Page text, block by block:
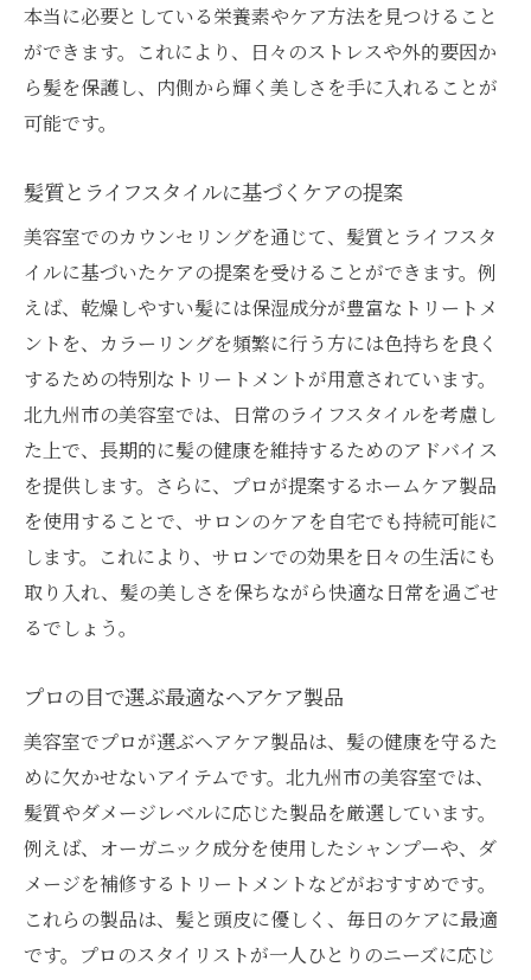
本当に必要としている栄養素やケア方法を見つけること
ができます。これにより、日々のストレスや外的要因か
ら髪を保護し、内側から輝く美しさを手に入れることが
可能です。
髪質とライフスタイルに基づくケアの提案
美容室でのカウンセリングを通じて、髪質とライフスタ
イルに基づいたケアの提案を受けることができます。例
えば、乾燥しやすい髪には保湿成分が豊富なトリートメ
ントを、カラーリングを頻繁に行う方には色持ちを良く
するための特別なトリートメントが用意されています。
北九州市の美容室では、日常のライフスタイルを考慮し
た上で、長期的に髪の健康を維持するためのアドバイス
を提供します。さらに、プロが提案するホームケア製品
を使用することで、サロンのケアを自宅でも持続可能に
します。これにより、サロンでの効果を日々の生活にも
取り入れ、髪の美しさを保ちながら快適な日常を過ごせ
るでしょう。
プロの目で選ぶ最適なヘアケア製品
美容室でプロが選ぶヘアケア製品は、髪の健康を守るた
めに欠かせないアイテムです。北九州市の美容室では、
髪質やダメージレベルに応じた製品を厳選しています。
例えば、オーガニック成分を使用したシャンプーや、ダ
メージを補修するトリートメントなどがおすすめです。
これらの製品は、髪と頭皮に優しく、毎日のケアに最適
です。プロのスタイリストが一人ひとりのニーズに応じ